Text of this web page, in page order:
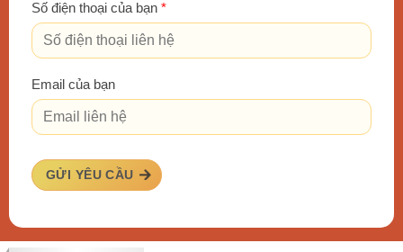
Số điện thoại của bạn *
Email của bạn
GỬI YÊU CẦU